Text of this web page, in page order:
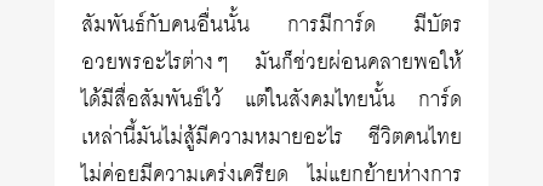
สัมพันธ์กับคนอื่นนั้น การมีการ์ด มีบัตร
อวยพรอะไรต่างๆ มันก็ช่วยผ่อนคลายพอให้
ได้มีสื่อสัมพันธ์ไว้ แต่ในสังคมไทยนั้น การ์ด
เหล่านี้มันไม่สู้มีความหมายอะไร ชีวิตคนไทย
ไม่ค่อยมีความเคร่งเครียด ไม่แยกย้ายห่างการ